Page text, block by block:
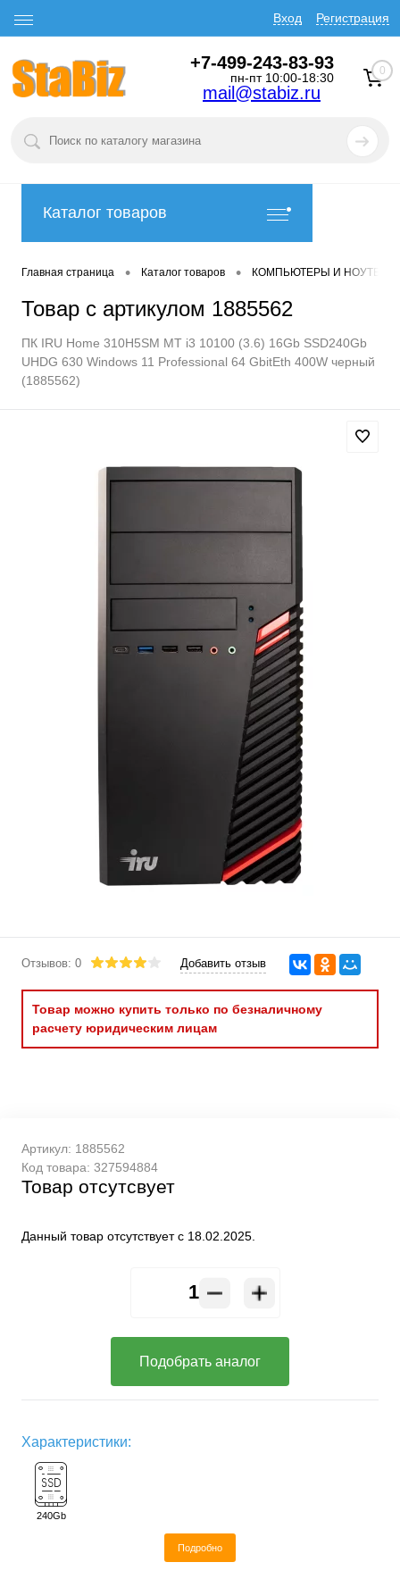
Вход Регистрация
+7-499-243-83-93
пн-пт 10:00-18:30
mail@stabiz.ru
0
Каталог товаров
Главная страница • Каталог товаров • КОМПЬЮТЕРЫ И
Товар с артикулом 1885562
ПК IRU Home 310H5SM MT i3 10100 (3.6) 16Gb SSD240Gb
UHDG 630 Windows 11 Professional 64 GbitEth 400W черный
(1885562)
Отзывов: 0 Добавить отзыв
Товар можно купить только по безналичному
расчету юридическим лицам
Артикул: 1885562
Код товара: 327594884
Товар отсутсвует
Данный товар отсутствует с 18.02.2025.
Подобрать аналог
Характеристики:
240Gb
Подробно